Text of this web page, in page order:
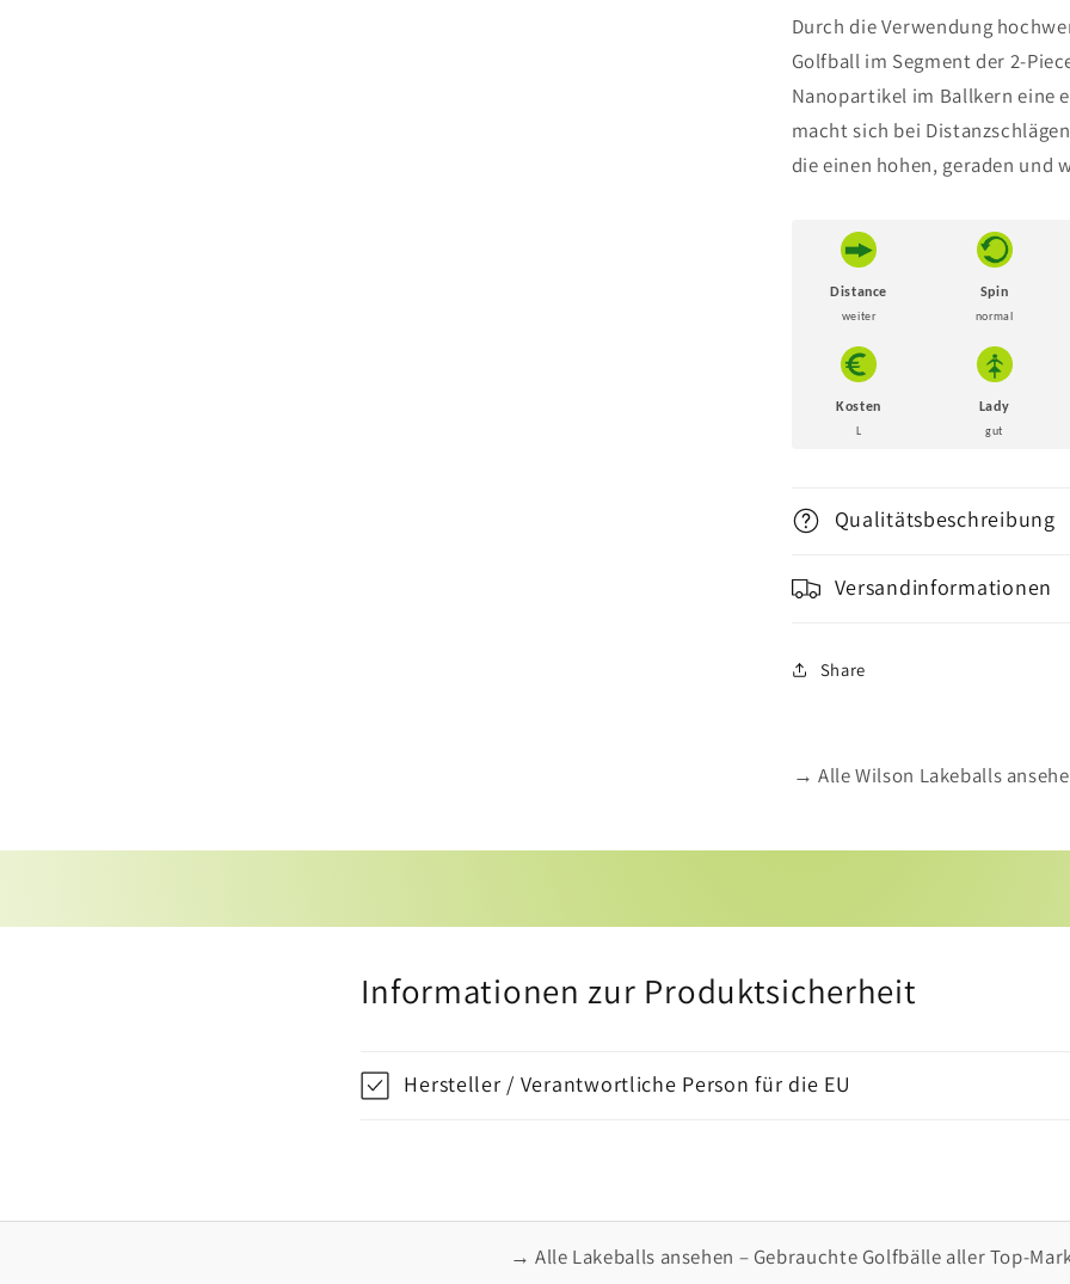
Golfbälle
/
Lakeballs
Golfbälle
/
Lakeballs
Durch die Verwendung
Golfball im Segment der 2-
Nanopartikel im Ballkern eine
macht sich bei
die einen hohen, geraden und
Distance Spin
weiter normal
Kosten Lady
L gut
Qualitätsbeschreibung
Versandinformationen
Share
→ Alle Wilson Lakeballs
Informationen zur Produktsicherheit
Hersteller / Verantwortliche Person für die EU
→ Alle Lakeballs ansehen – Gebrauchte Golfbälle aller Top-